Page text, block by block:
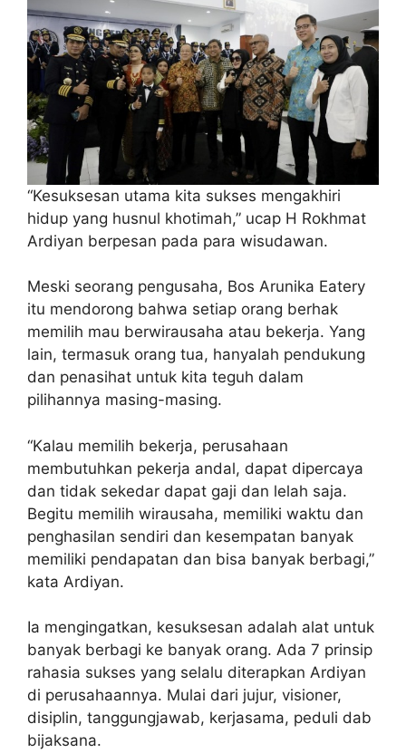
“Kesuksesan utama kita sukses mengakhiri
hidup yang husnul khotimah,” ucap H Rokhmat
Ardiyan berpesan pada para wisudawan.
Meski seorang pengusaha, Bos Arunika Eatery
itu mendorong bahwa setiap orang berhak
memilih mau berwirausaha atau bekerja. Yang
lain, termasuk orang tua, hanyalah pendukung
dan penasihat untuk kita teguh dalam
pilihannya masing-masing.
“Kalau memilih bekerja, perusahaan
membutuhkan pekerja andal, dapat dipercaya
dan tidak sekedar dapat gaji dan lelah saja.
Begitu memilih wirausaha, memiliki waktu dan
penghasilan sendiri dan kesempatan banyak
memiliki pendapatan dan bisa banyak berbagi,”
kata Ardiyan.
Ia mengingatkan, kesuksesan adalah alat untuk
banyak berbagi ke banyak orang. Ada 7 prinsip
rahasia sukses yang selalu diterapkan Ardiyan
di perusahaannya. Mulai dari jujur, visioner,
disiplin, tanggungjawab, kerjasama, peduli dab
bijaksana.